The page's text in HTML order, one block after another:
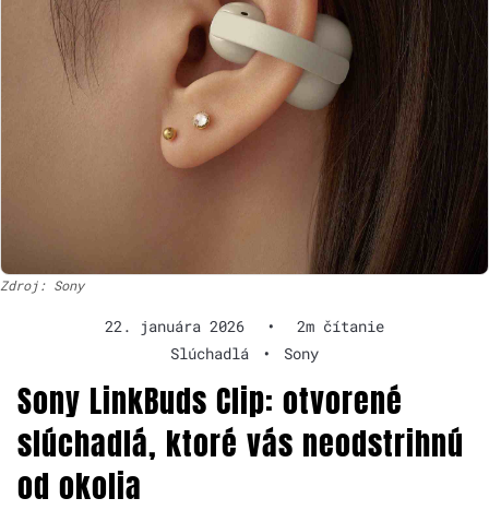
Zdroj: Sony
22. januára 2026 •
2m čítanie
Slúchadlá
• Sony
Sony LinkBuds Clip: otvorené
slúchadlá, ktoré vás neodstrihnú
od okolia